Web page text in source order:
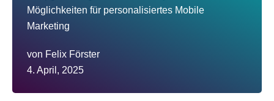
Möglichkeiten für personalisiertes Mobile
Marketing
von Felix Förster
4. April, 2025